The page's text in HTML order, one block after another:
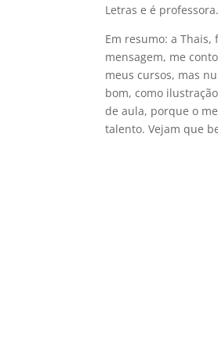
Letras e é
Em resumo: a
mensagem, me
meus cursos, mas
bom, como
de aula, porque o
talento. Vejam que